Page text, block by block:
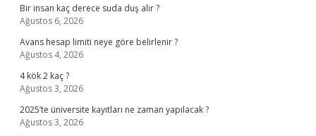
Bir insan kaç derece suda duş alır ?
Ağustos 6, 2026
Avans hesap limiti neye göre belirlenir ?
Ağustos 4, 2026
4 kök 2 kaç ?
Ağustos 3, 2026
2025’te üniversite kayıtları ne zaman yapılacak ?
Ağustos 3, 2026